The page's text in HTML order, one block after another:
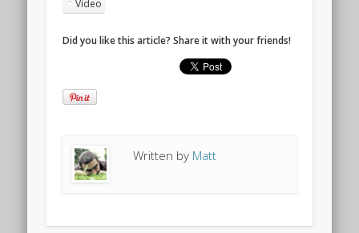
Video
Did you like this article? Share it with your friends!
Written by Matt